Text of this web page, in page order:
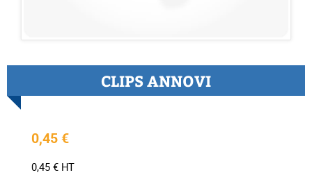
CLIPS ANNOVI
0,45 €
0,45 € HT